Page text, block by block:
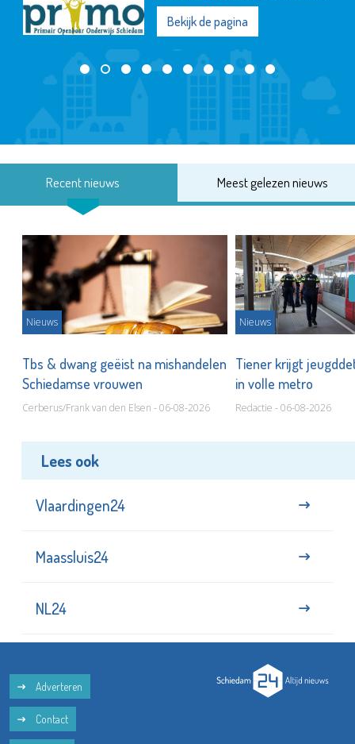
Bekijk de pagina
Recent nieuws Meest gelezen nieuws
Nieuws
Tbs & dwang geëist na mishandelen
Schiedamse vrouwen
Cerberus/Frank van den Elsen - 06-08-2026
Nieuws
Tiener krijgt
in volle metro
Redactie - 06-08-2026
Lees ook
Vlaardingen24
Maassluis24
NL24
Adverteren
Contact